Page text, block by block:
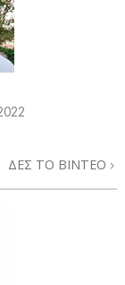
ΔΕΣ ΤΟ ΒΙΝΤΕΟ